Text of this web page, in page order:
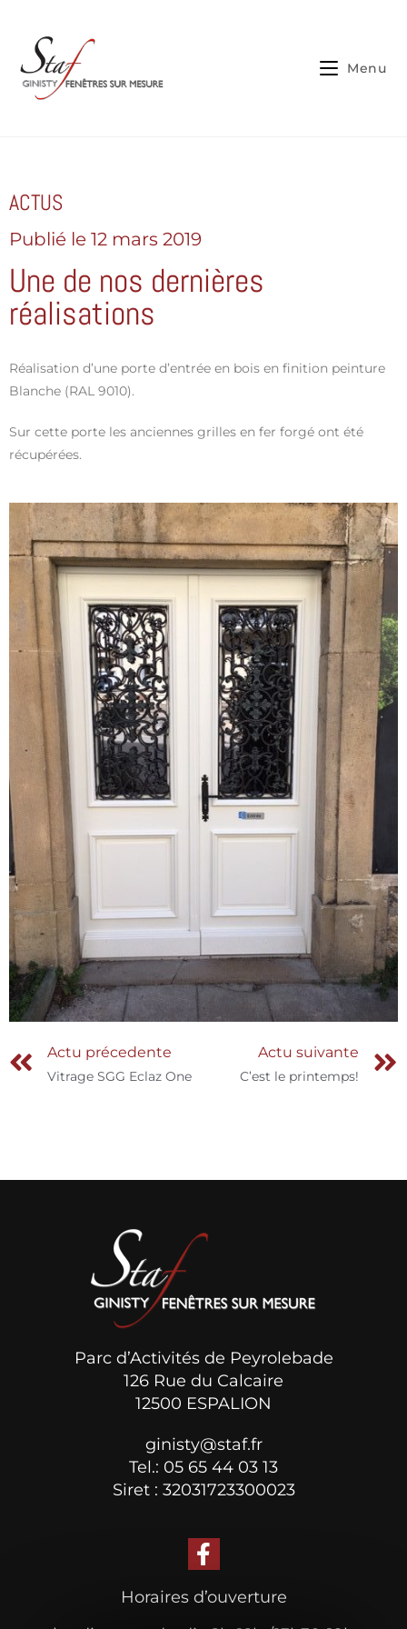
Menu
ACTUS
Publié le 12 mars 2019
Une de nos dernières
réalisations
Réalisation d’une porte d’entrée en bois en finition peinture
Blanche (RAL 9010).
Sur cette porte les anciennes grilles en fer forgé ont été
récupérées.
Actu précedente
Vitrage SGG Eclaz One
Actu suivante
C’est le printemps!
Parc d’Activités de Peyrolebade
126 Rue du Calcaire
12500 ESPALION
ginisty@staf.fr
Tel.: 05 65 44 03 13
Siret : 32031723300023
Horaires d’ouverture